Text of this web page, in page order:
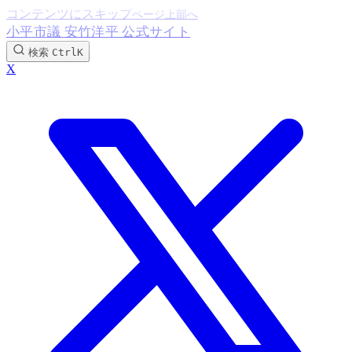
コンテンツにスキップ
小平市議 安竹洋平 公式サイト
検索 CtrlK
X